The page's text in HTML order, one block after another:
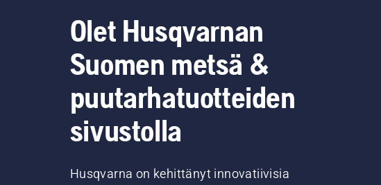
Olet Husqvarnan
Suomen metsä &
puutarhatuotteiden
sivustolla
Husqvarna on kehittänyt innovatiivisia